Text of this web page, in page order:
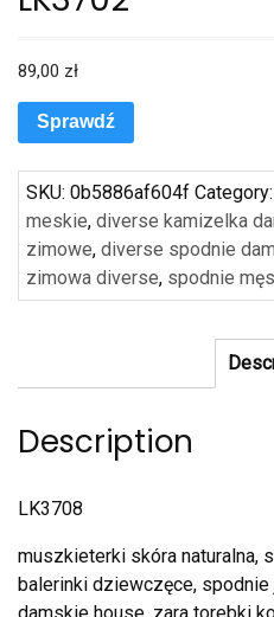
89,00 zł
Sprawdź
SKU: 0b5886af604f Category:
meskie, diverse kamizelka
zimowe, diverse spodnie
zimowa diverse, spodnie
Description
LK3708
muszkieterki skóra naturalna,
balerinki dziewczęce,
damskie house, zara torebki